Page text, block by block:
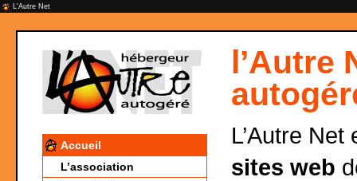
L'Autre Net
Accueil
L’association
l’Autre
L’Autre
sites web